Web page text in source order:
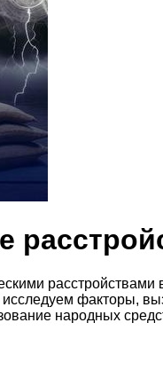
факторы,
народных